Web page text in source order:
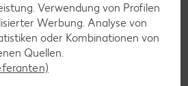
nicht teuer sein
Verwendung von Profilen
Werbung. Analyse von
oder Kombinationen von
Quellen.